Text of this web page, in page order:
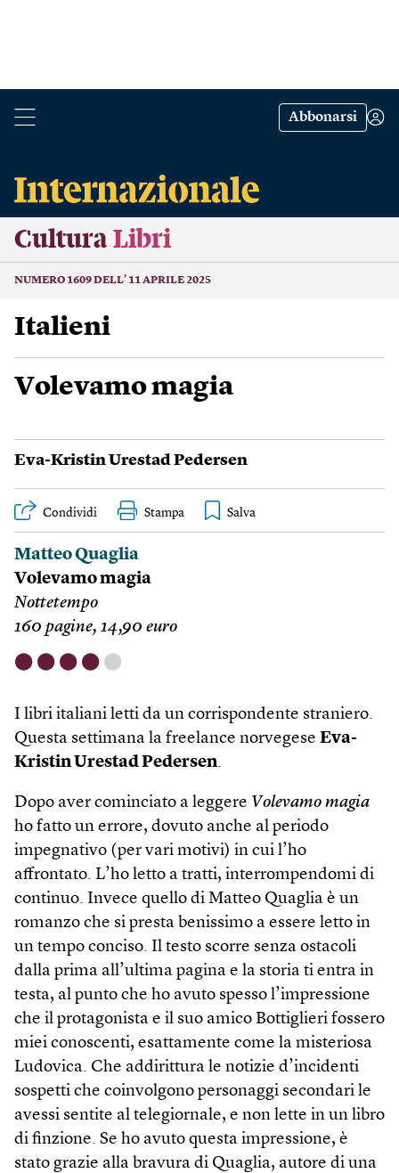
Abbonarsi
Cultura Libri
NUMERO 1609 DELL’ 11 APRILE 2025
Italieni
Volevamo magia
Eva-Kristin Urestad Pedersen
Condividi Stampa
Matteo Quaglia
Volevamo magia
Nottetempo
160 pagine, 14,90 euro
⬤ ⬤ ⬤ ⬤ ⬤
I libri italiani letti da un corrispondente straniero.
Questa settimana la freelance norvegese Eva-
Kristin Urestad Pedersen.
Dopo aver cominciato a leggere Volevamo magia
ho fatto un errore, dovuto anche al periodo
impegnativo (per vari motivi) in cui l’ho
affrontato. L’ho letto a tratti, interrompendomi di
continuo. Invece quello di Matteo Quaglia è un
romanzo che si presta benissimo a essere letto in
un tempo conciso. Il testo scorre senza ostacoli
dalla prima all’ultima pagina e la storia ti entra in
testa, al punto che ho avuto spesso l’impressione
che il protagonista e il suo amico Bottiglieri fossero
miei conoscenti, esattamente come la misteriosa
Ludovica. Che addirittura le notizie d’incidenti
sospetti che coinvolgono personaggi secondari le
avessi sentite al telegiornale, e non lette in un libro
di finzione. Se ho avuto questa impressione, è
stato grazie alla bravura di Quaglia, autore di una